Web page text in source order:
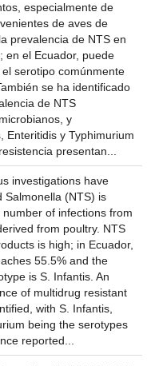
especialmente de
de aves de
prevalencia de NTS en
en el Ecuador, puede
serotipo comúnmente
se ha identificado
de NTS
y
Enteritidis y Typhimurium
presentan...
investigations have
Salmonella (NTS) is
of infections from
from poultry. NTS
is high; in Ecuador,
55.5% and the
is S. Infantis. An
of multidrug resistant
with S. Infantis,
being the serotypes
reported...